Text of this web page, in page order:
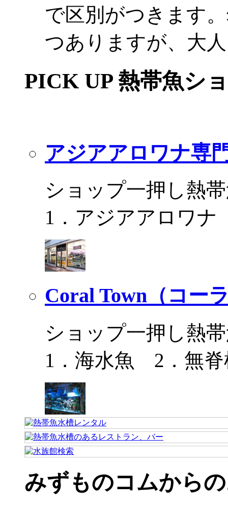
で区別がつきます
つありますが、大
PICK UP 熱帯魚シ
アジアアロワナ専
ショップ一押し熱
1．アジアアロワ
Coral Town（コー
ショップ一押し熱
1．海水魚 2．無脊
みずものコムから